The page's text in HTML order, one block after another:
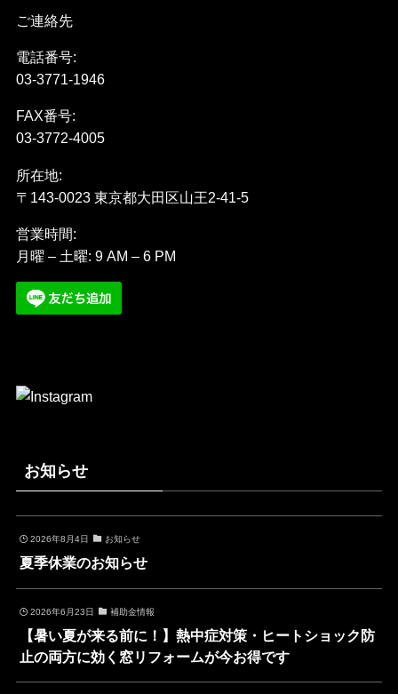
ご連絡先
電話番号:
03-3771-1946
FAX番号:
03-3772-4005
所在地:
〒143-0023 東京都大田区山王2-41-5
営業時間:
月曜 – 土曜: 9 AM – 6 PM
お知らせ
2026年8月4日 お知らせ
夏季休業のお知らせ
2026年6月23日 補助金情報
【暑い夏が来る前に！】熱中症対策・ヒートショック防
止の両方に効く窓リフォームが今お得です